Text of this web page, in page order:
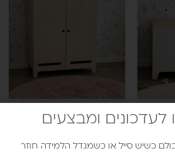
ארונית LITEN
לעדכונים ומבצעים
כשיש סייל או כשמגדל הלמידה חוזר